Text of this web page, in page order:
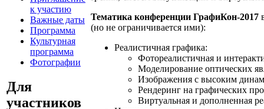
к участию
Важные даты
Программа
Культурная
программа
Фотографии
Для
участников
Тематика конференции ГрафиКон-2017
(но не ограничивается ими):
Реалистичная графика:
Фотореалистичная и
Моделирование оптических
Изображения с высоким
Рендеринг на графических
Виртуальная и дополненная